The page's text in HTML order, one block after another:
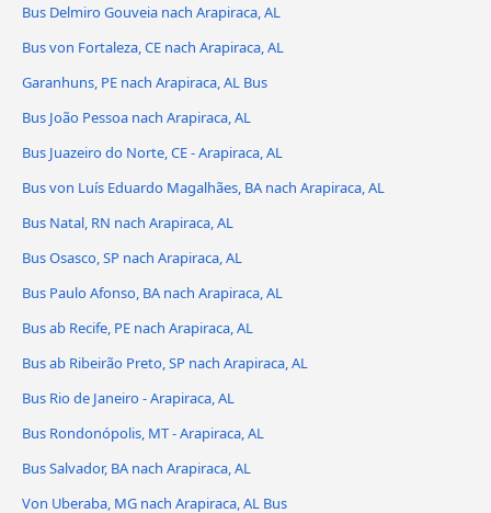
Bus Delmiro Gouveia nach Arapiraca, AL
Bus von Fortaleza, CE nach Arapiraca, AL
Garanhuns, PE nach Arapiraca, AL Bus
Bus João Pessoa nach Arapiraca, AL
Bus Juazeiro do Norte, CE - Arapiraca, AL
Bus von Luís Eduardo Magalhães, BA nach Arapiraca, AL
Bus Natal, RN nach Arapiraca, AL
Bus Osasco, SP nach Arapiraca, AL
Bus Paulo Afonso, BA nach Arapiraca, AL
Bus ab Recife, PE nach Arapiraca, AL
Bus ab Ribeirão Preto, SP nach Arapiraca, AL
Bus Rio de Janeiro - Arapiraca, AL
Bus Rondonópolis, MT - Arapiraca, AL
Bus Salvador, BA nach Arapiraca, AL
Von Uberaba, MG nach Arapiraca, AL Bus